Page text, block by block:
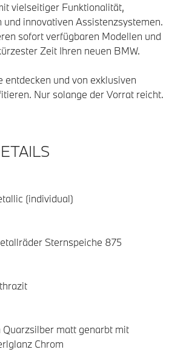
vielseitiger Funktionalität,
innovativen Assistenzsystemen.
sofort verfügbaren Modellen und
Zeit Ihren neuen BMW.
entdecken und von exklusiven
Nur solange der Vorrat reicht.
(individual)
Sternspeiche 875
matt genarbt mit
Chrom